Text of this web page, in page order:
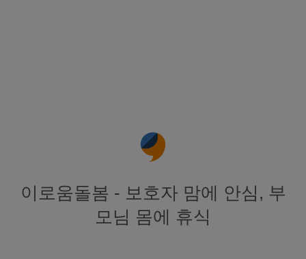
이로움돌봄 - 보호자 맘에 안심, 부
모님 몸에 휴식